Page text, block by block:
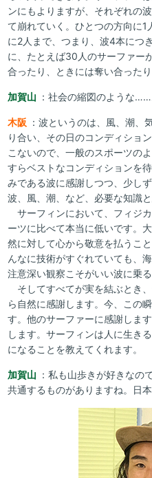
ンにもよりますが、それぞれの
て崩れていく。ひとつの方向に
に2人まで、つまり、波4本につ
に、たとえば30人のサーファー
合ったり、ときには奪い合った
加賀山 ：社会の縮図のような……
木阪 ：波というのは、風、潮、
り合い、その日のコンディショ
こないので、一般のスポーツの
すらベストなコンディションを
みである波に感謝しつつ、少し
波、風、潮、など、必要な知識
サーフィンにおいて、フィジ
ーツに比べて本当に低いです。
然に対して心から敬意を払うこ
んなに技術がすぐれていても、
注意深い観察こそがいい波に乗る
そしてすべてが実を結ぶとき
ら自然に感謝します。今、この
す。他のサーファーに感謝しま
します。サーフィンは人に生き
になることを教えてくれます。
加賀山 ：私も山歩きが好きなの
共通するものがありますね。日